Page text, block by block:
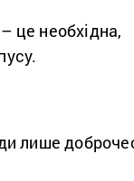
це необхідна,
лише